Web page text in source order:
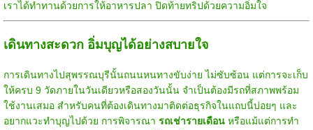
เราได้ทำทานด้วยการให้อาหารปลา ปิดท้ายทริปด้วยความอิ่มใจ
เดินทางสะดวก อิ่มบุญได้อย่างสบายใจ
การเดินทางไปสุพรรณบุรีนั้นถนนหนทางขับง่าย ไม่ซับซ้อน แต่การจะเก็บ
ให้ครบ 9 วัดภายในวันเดียวหรือสองวันนั้น จำเป็นต้องมีรถที่สภาพพร้อม
ใช้งานเสมอ สำหรับคนที่ต้องเดินทางมาติดต่อธุรกิจในแถบนี้บ่อยๆ และ
อยากแวะทำบุญไปด้วย การพิจารณา รถเช่ารายเดือนหรือแม้แต่การทำ